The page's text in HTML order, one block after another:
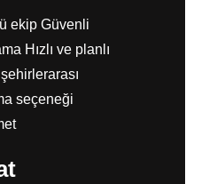
ekip Güvenli
Hızlı ve planlı
seçeneği